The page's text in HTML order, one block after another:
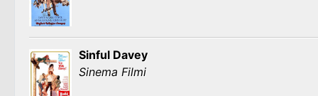
Sinful Davey
Sinema Filmi